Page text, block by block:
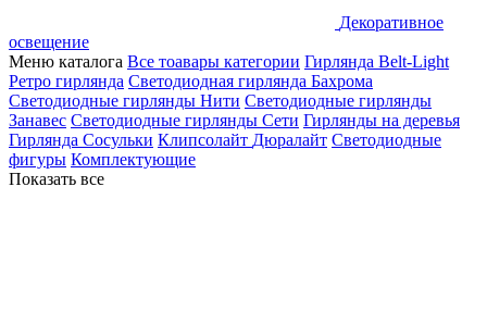
Декоративное
освещение
Меню каталога Все тоавары категории Гирлянда Belt-Light
Ретро гирлянда Светодиодная гирлянда Бахрома
Светодиодные гирлянды Нити Светодиодные гирлянды
Занавес Светодиодные гирлянды Сети Гирлянды на деревья
Гирлянда Сосульки Клипсолайт Дюралайт Светодиодные
фигуры Комплектующие
Показать все